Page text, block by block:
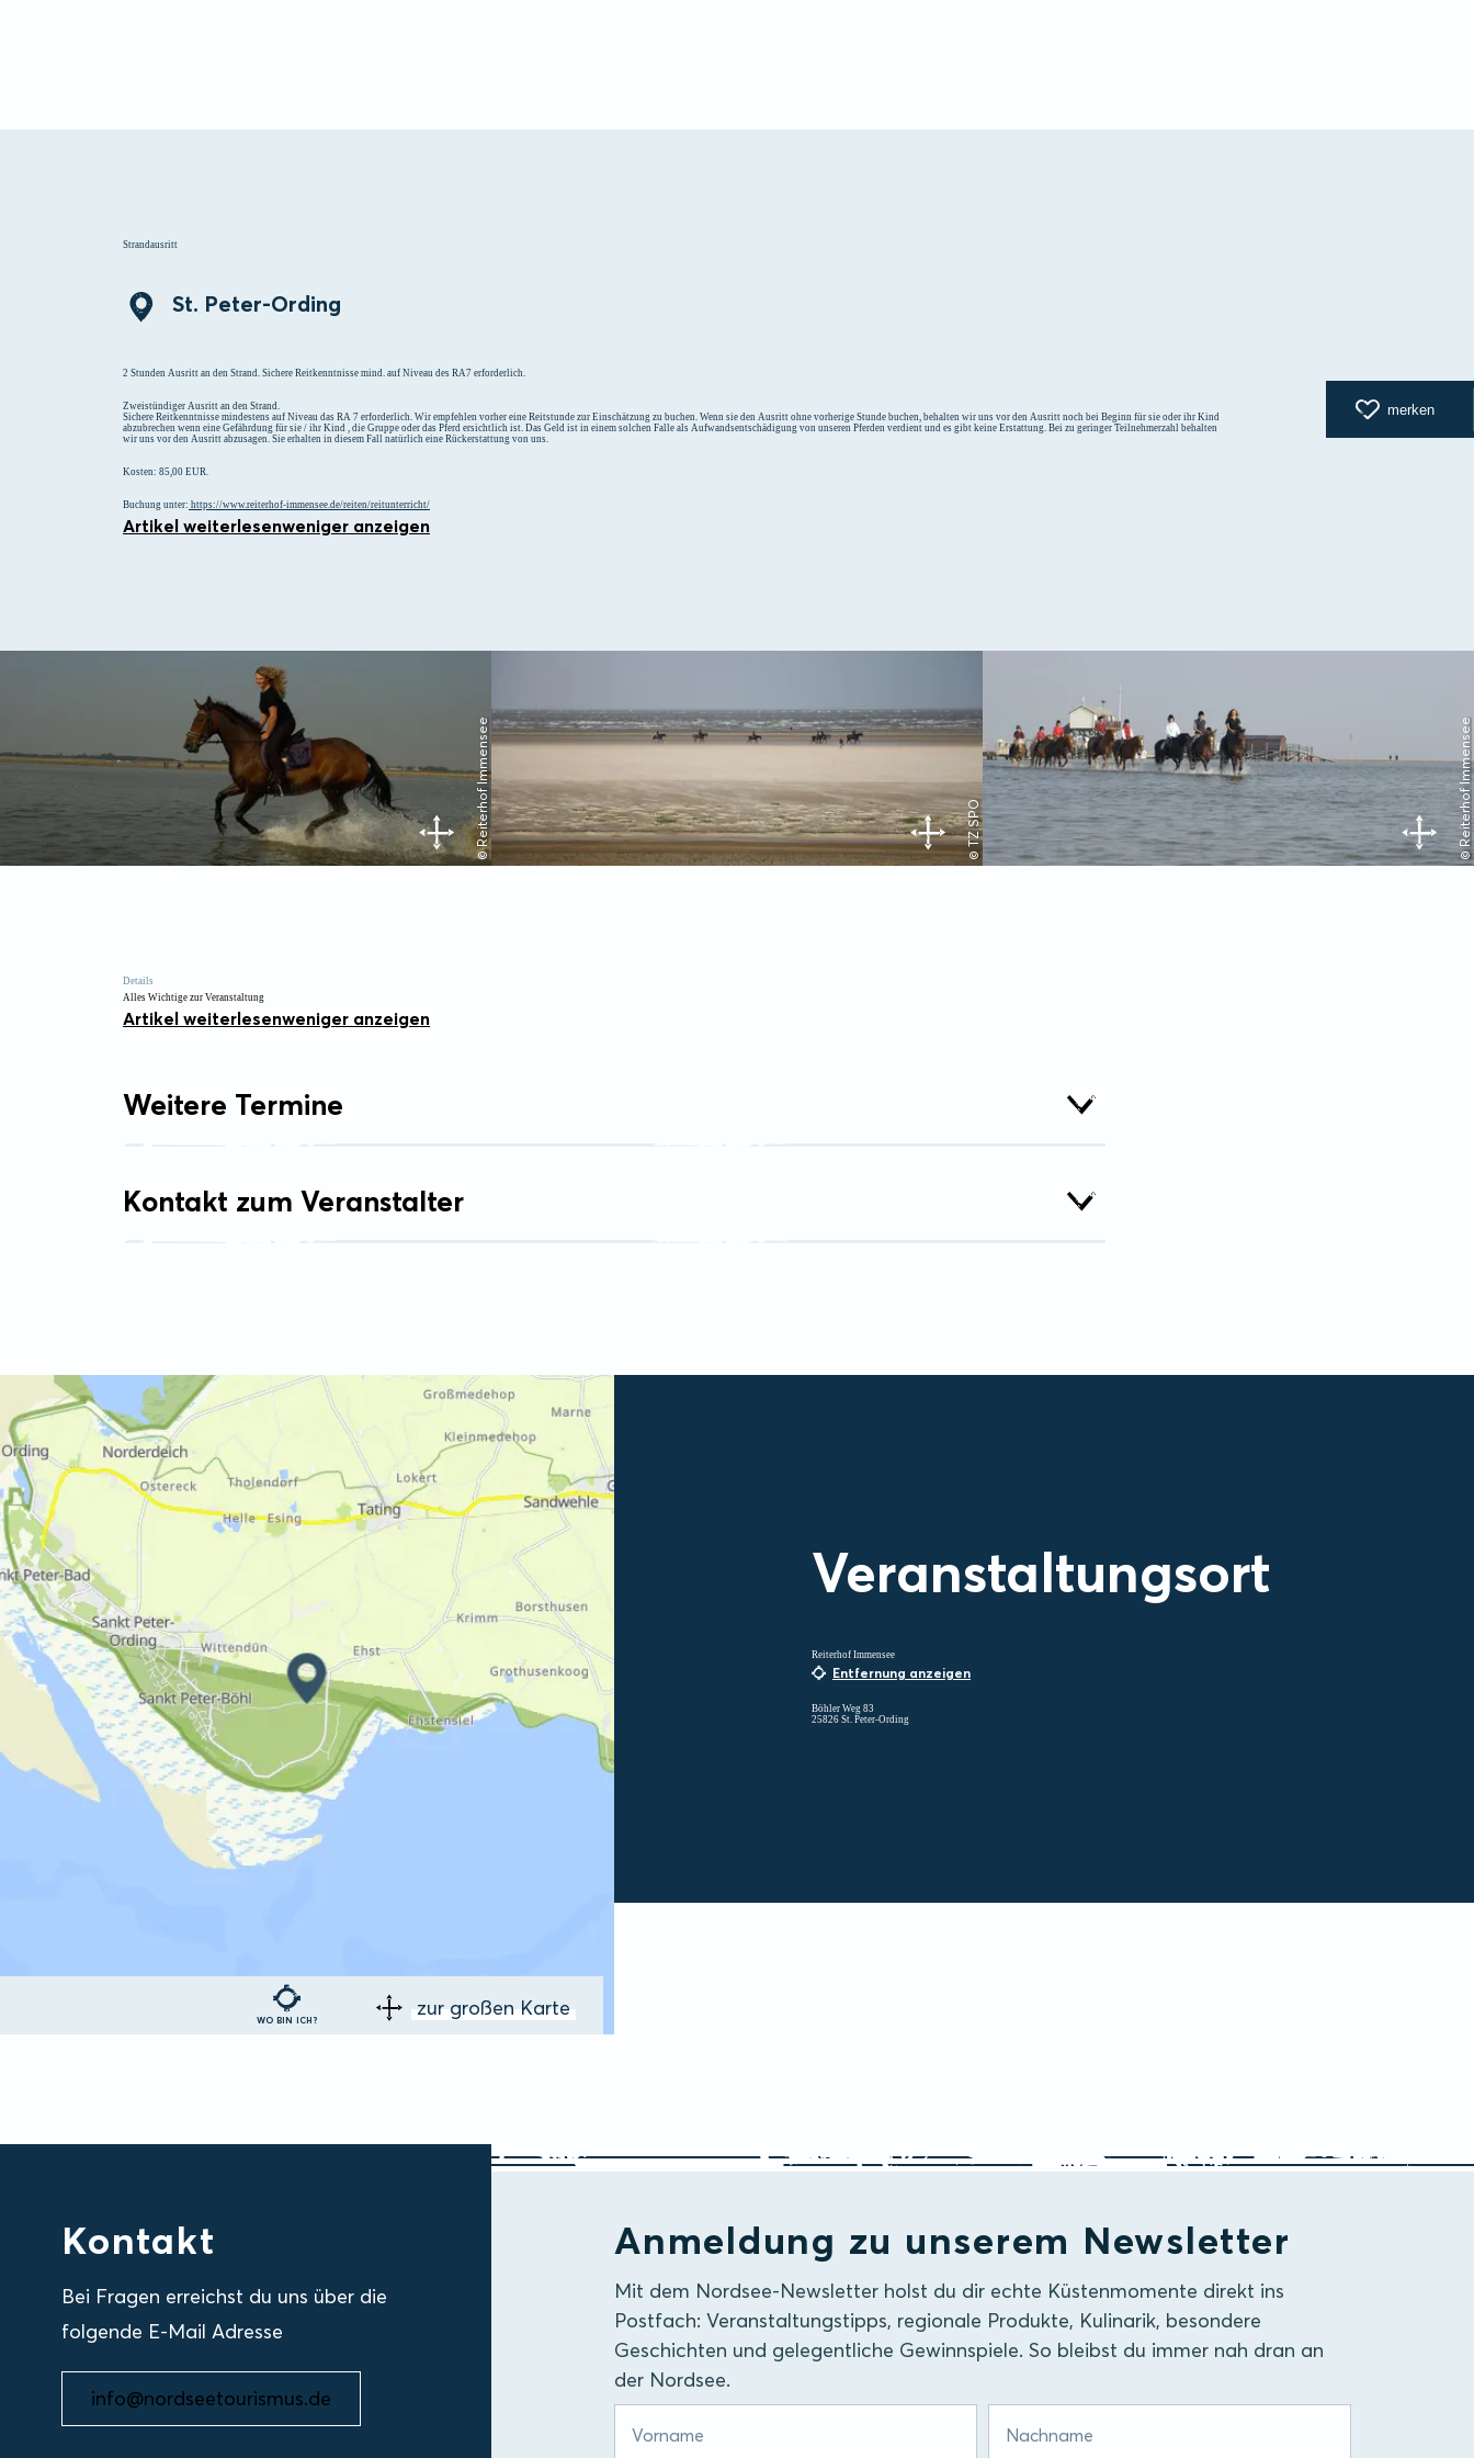
Strandausritt
St. Peter-Ording
2 Stunden Ausritt an den Strand. Sichere Reitkenntnisse mind. auf Niveau des RA7 erforderlich.
Zweistündiger Ausritt an den Strand.
Sichere Reitkenntnisse mindestens auf Niveau das RA 7 erforderlich. Wir empfehlen vorher eine Reitstunde zur Einschätzung zu buchen. Wenn sie den Ausritt ohne vorherige Stunde buchen, behalten wir uns vor den Ausritt noch bei Beginn für sie oder ihr Kind
abzubrechen wenn eine Gefährdung für sie / ihr Kind , die Gruppe oder das Pferd ersichtlich ist. Das Geld ist in einem solchen Falle als Aufwandsentschädigung von unseren Pferden verdient und es gibt keine Erstattung. Bei zu geringer Teilnehmerzahl behalten
wir uns vor den Ausritt abzusagen. Sie erhalten in diesem Fall natürlich eine Rückerstattung von uns.
Kosten: 85,00 EUR.
Buchung unter: https://www.reiterhof-immensee.de/reiten/reitunterricht/
Artikel weiterlesenweniger anzeigen
© Reiterhof Immensee © TZ SPO © Reiterhof Immensee
Details
Alles Wichtige zur Veranstaltung
Artikel weiterlesenweniger anzeigen
Weitere Termine
Kontakt zum Veranstalter
Veranstaltungsort
WO BIN ICH? zur großen Karte
Reiterhof Immensee
Entfernung anzeigen
Böhler Weg 83
25826 St. Peter-Ording
merken
Anmeldung zu unserem Newsletter
Mit dem Nordsee-Newsletter holst du dir echte Küstenmomente direkt ins
Postfach: Veranstaltungstipps, regionale Produkte, Kulinarik, besondere
Geschichten und gelegentliche Gewinnspiele. So bleibst du immer nah dran an
der Nordsee.
Kontakt
Bei Fragen erreichst du uns über die
folgende E-Mail Adresse
info@nordseetourismus.de